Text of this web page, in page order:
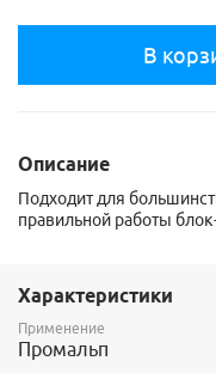
В
Описание
Подходит для
правильной работы
Характеристики
Применение
Промальп